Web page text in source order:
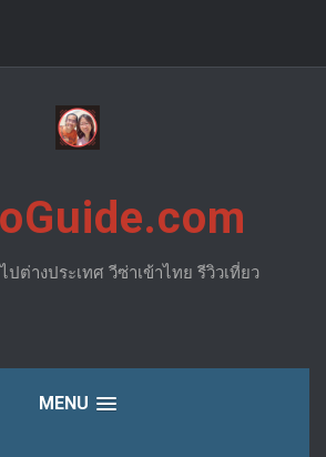
ต่างประเทศ วีซ่าเข้าไทย รีวิวเที่ยว
MENU